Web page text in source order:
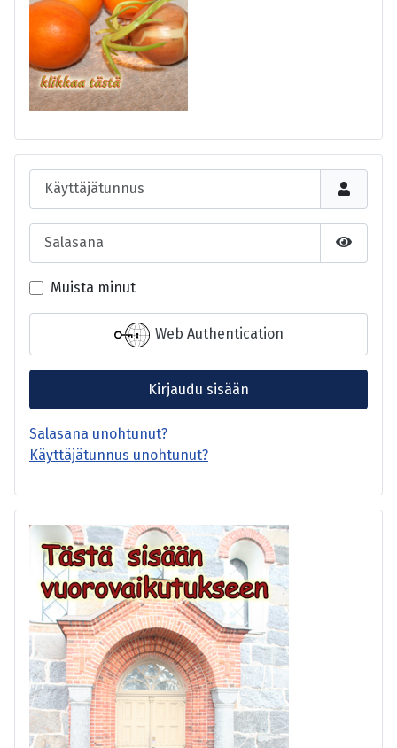
Käyttäjätunnus
Salasana
Näytä
Muista minut
Web Authentication
Kirjaudu sisään
Salasana unohtunut?
Käyttäjätunnus unohtunut?